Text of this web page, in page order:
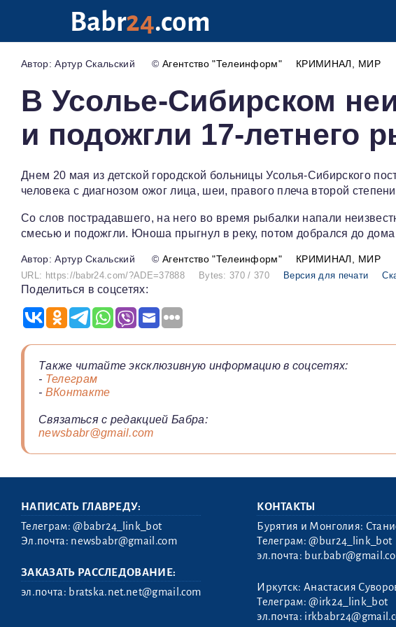
Babr24.com
Артур Скальский ©Агентство "Телеинформ" КРИМИНАЛ МИР
В Усолье-Сибирском
и подожгли 17-летнего
Днем 20 мая из детской городской больницы Усолья-Сибирского
человека с диагнозом ожог лица, шеи, правого плеча второй
Со слов пострадавшего, на него во время рыбалки напали
смесью и подожгли. Юноша прыгнул в реку, потом добрался до
Артур Скальский ©Агентство "Телеинформ" КРИМИНАЛ МИР
URL: https://babr24.com/?ADE=37888 Bytes: 370 / 370 Версия для печати
Поделиться в соцсетях:
Также читайте эксклюзивную информацию в соцсетях:
- Телеграм
- ВКонтакте
Связаться с редакцией Бабра:
newsbabr@gmail.com
НАПИСАТЬ ГЛАВРЕДУ:
Телеграм:@babr24_link_bot
Эл.почта: newsbabr@gmail.com
ЗАКАЗАТЬ РАССЛЕДОВАНИЕ:
эл.почта: bratska.net.net@gmail.com
КОНТАКТЫ
Бурятия и Монголия:
Телеграм:@bur24_link_bot
эл.почта:
Иркутск: Анастасия
Телеграм:@irk24_link_bot
эл.почта: